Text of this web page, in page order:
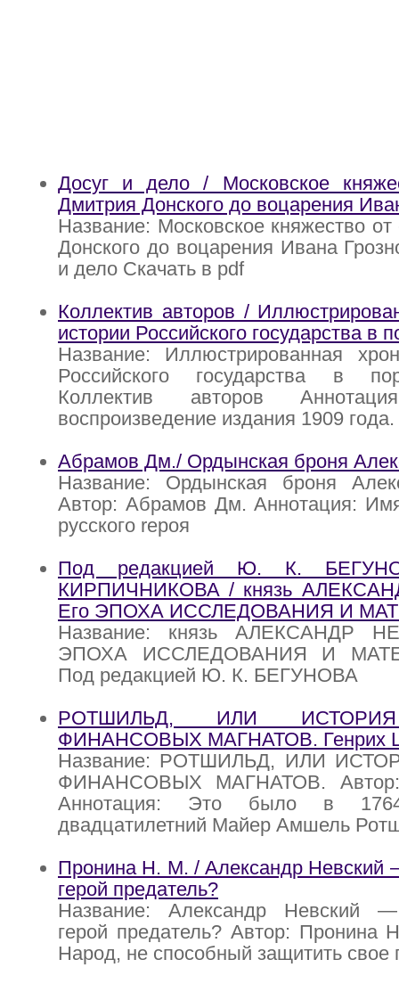
Досуг и дело / Московское
Дмитрия Донского до воцарения
Название: Московское княжество
Донского до воцарения Ивана
и дело Скачать в pdf
Коллектив авторов /
истории Российского государства в
Название: Иллюстрированная
Российского государства в
Коллектив авторов
воспроизведение издания 1909
Абрамов Дм./ Ордынская броня
Название: Ордынская броня
Автор: Абрамов Дм. Аннотация:
русского rероя
Под редакцией Ю. К.
КИРПИЧНИКОВА / князь
Его ЭПОХА ИССЛЕДОВАНИЯ И
Название: князь АЛЕКСАНДР
ЭПОХА ИССЛЕДОВАНИЯ И
Под редакцией Ю. К. БЕГУНОВА
РОТШИЛЬД, ИЛИ
ФИНАНСОВЫХ МАГНАТОВ. Генрих
Название: РОТШИЛЬД, ИЛИ
ФИНАНСОВЫХ МАГНАТОВ.
Аннотация: Это было в
двадцатилетний Майер Амшель
Пронина Н. М. / Александр Невский
герой предатель?
Название: Александр Невский
герой предатель? Автор: Пронина
Народ, не способный защитить свое